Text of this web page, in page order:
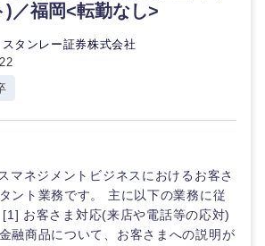
)／福岡<転勤なし>
タンレー証券株式会社
マネジメントビジネスにおけるお客さ
ント業務です。 主に以下の業務に従
お客さま対応(来店や電話等の応対)
融商品について、お客さまへの説明が